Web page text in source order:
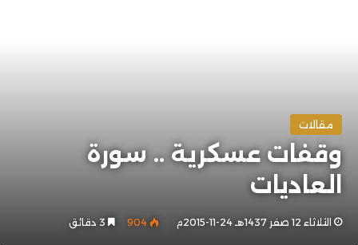
مقالات
وقفات عسكرية .. سورة
العاديات
الثلاثاء 12 صفر 1437هـ 24-11-2015م 904